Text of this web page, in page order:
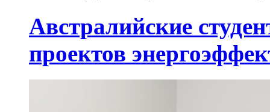
Австралийские
проектов